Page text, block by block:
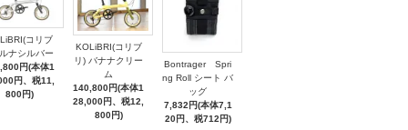
コリブ
ナシルバー
円(本体1
円、税11,
800円)
KOLiBRI(コリブ
リ) バナナクリー
ム
140,800円(本体1
28,000円、税12,
800円)
Bontrager Spri
ng Roll シート バ
ッグ
7,832円(本体7,1
20円、税712円)